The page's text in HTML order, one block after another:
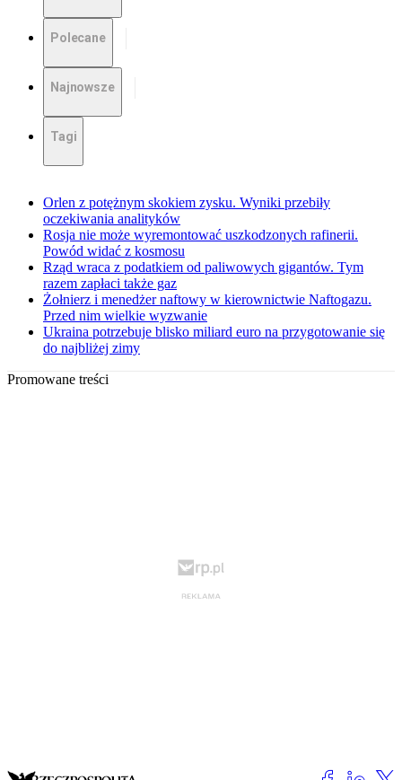
Polecane
Najnowsze
Tagi
Orlen z potężnym skokiem zysku. Wyniki przebiły
oczekiwania analityków
Rosja nie może wyremontować uszkodzonych rafinerii.
Powód widać z kosmosu
Rząd wraca z podatkiem od paliwowych gigantów. Tym
razem zapłaci także gaz
Żołnierz i menedżer naftowy w kierownictwie Naftogazu.
Przed nim wielkie wyzwanie
Ukraina potrzebuje blisko miliard euro na przygotowanie się
do najbliżej zimy
Promowane treści